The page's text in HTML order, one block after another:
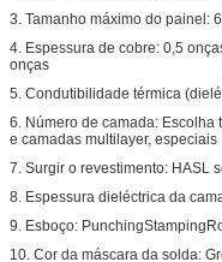
3. Tamanho máximo do painel:
4. Espessura de cobre: 0,5
onças
5. Condutibilidade térmica
6. Número de camada: Escolha
e camadas multilayer, especiais
7. Surgir o revestimento: HASL
8. Espessura dieléctrica da
9. Esboço:
10. Cor da máscara da solda: